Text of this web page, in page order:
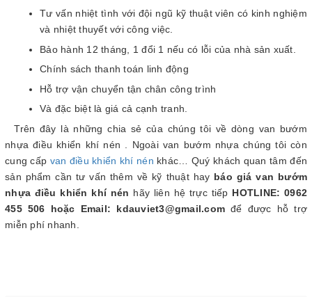
Tư vấn nhiệt tình với đội ngũ kỹ thuật viên có kinh nghiệm
và nhiệt thuyết với công việc.
Bảo hành 12 tháng, 1 đổi 1 nếu có lỗi của nhà sản xuất.
Chính sách thanh toán linh động
Hỗ trợ vận chuyển tận chân công trình
Và đặc biệt là giá cả cạnh tranh.
Trên đây là những chia sẻ của chúng tôi về dòng van bướm
nhựa điều khiển khí nén . Ngoài van bướm nhựa chúng tôi còn
cung cấp van điều khiển khí nén khác… Quý khách quan tâm đến
sản phẩm cần tư vấn thêm về kỹ thuật hay báo giá van bướm
nhựa điều khiển khí nén hãy liên hệ trực tiếp HOTLINE: 0962
455 506 hoặc Email: kdauviet3@gmail.comđể được hỗ trợ
miễn phí nhanh.